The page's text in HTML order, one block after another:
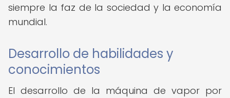
siempre la faz de la sociedad y la economía
mundial.
Desarrollo de habilidades y
conocimientos
El desarrollo de la máquina de vapor por